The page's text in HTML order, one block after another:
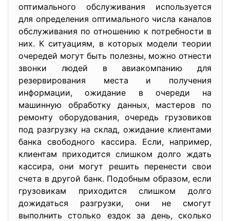
оптимального обслуживания используется
для определения оптимального числа каналов
обслуживания по отношению к потребности в
них. К ситуациям, в которых модели теории
очередей могут быть полезны, можно отнести
звонки людей в авиакомпанию для
резервирования места и получения
информации, ожидание в очереди на
машинную обработку данных, мастеров по
ремонту оборудования, очередь грузовиков
под разгрузку на склад, ожидание клиентами
банка свободного кассира. Если, например,
клиентам приходится слишком долго ждать
кассира, они могут решить перенести свои
счета в другой банк. Подобным образом, если
грузовикам приходится слишком долго
дожидаться разгрузки, они не смогут
выполнить столько ездок за день, сколько